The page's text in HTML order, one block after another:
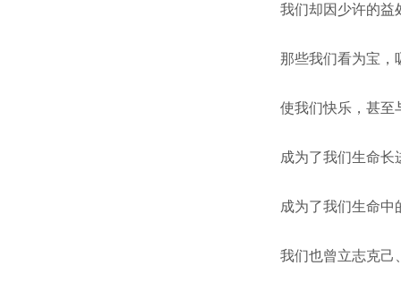
我们却因少许的益
那些我们看为宝，
使我们快乐，甚至
成为了我们生命长
成为了我们生命中
我们也曾立志克己